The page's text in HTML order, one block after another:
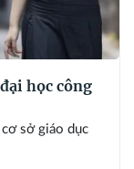
học công
sở giáo dục